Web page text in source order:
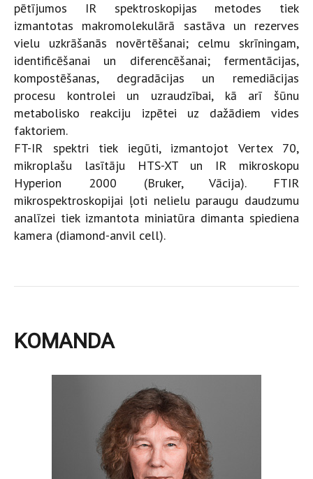
pētījumos IR spektroskopijas metodes tiek
izmantotas makromolekulārā sastāva un rezerves
vielu uzkrāšanās novērtēšanai; celmu skrīningam,
identificēšanai un diferencēšanai; fermentācijas,
kompostēšanas, degradācijas un remediācijas
procesu kontrolei un uzraudzībai, kā arī šūnu
metabolisko reakciju izpētei uz dažādiem vides
faktoriem.
FT-IR spektri tiek iegūti, izmantojot Vertex 70,
mikroplašu lasītāju HTS-XT un IR mikroskopu
Hyperion 2000 (Bruker, Vācija). FTIR
mikrospektroskopijai ļoti nelielu paraugu daudzumu
analīzei tiek izmantota miniatūra dimanta spiediena
kamera (diamond-anvil cell).
KOMANDA